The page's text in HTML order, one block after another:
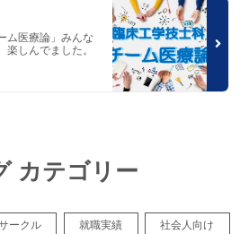
ム医療論」みんな
楽しんでました。
カテゴリー
ークル 就職実績 社会人向け